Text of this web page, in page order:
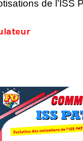
de l’ISS